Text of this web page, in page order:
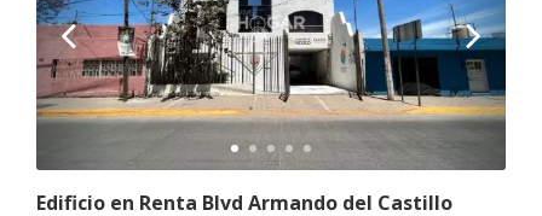
Edificio en Renta Blvd Armando del Castillo